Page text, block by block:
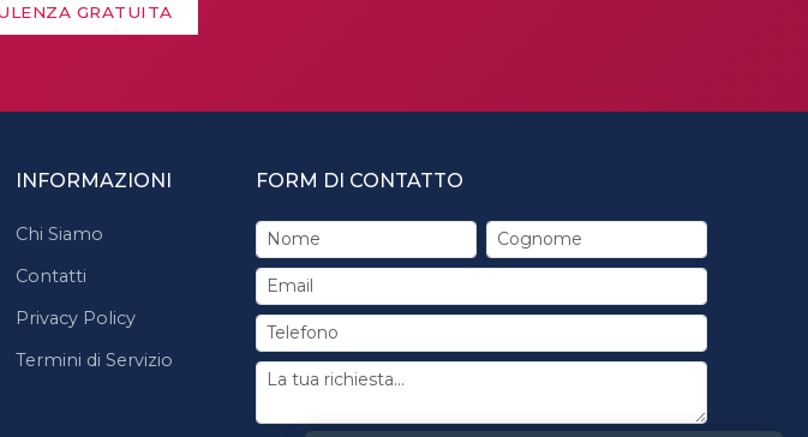
GRATUITA
INFORMAZIONI
Chi Siamo
Contatti
Privacy Policy
Termini di Servizio
FORM DI CONTATTO